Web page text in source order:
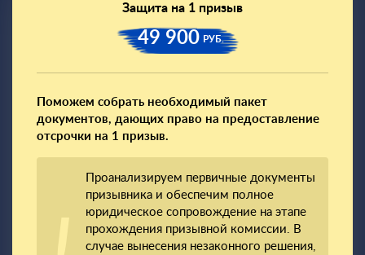
Защита на 1 призыв
49 900 РУБ.
Поможем собрать необходимый пакет
документов, дающих право на предоставление
отсрочки на 1 призыв.
Проанализируем первичные документы
призывника и обеспечим полное
юридическое сопровождение на этапе
прохождения призывной комиссии. В
случае вынесения незаконного решения,